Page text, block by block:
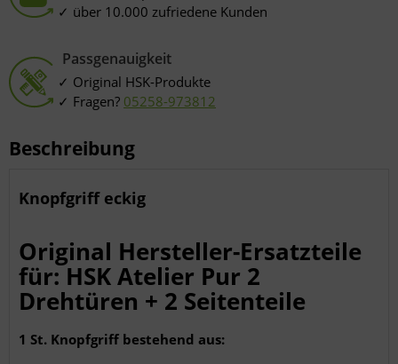
über 10.000 zufriedene Kunden
Passgenauigkeit
Original HSK-Produkte
Fragen? 05258-973812
Beschreibung
Knopfgriff eckig
Original Hersteller-Ersatzteile
für: HSK Atelier Pur 2
Drehtüren + 2 Seitenteile
1 St. Knopfgriff bestehend aus: